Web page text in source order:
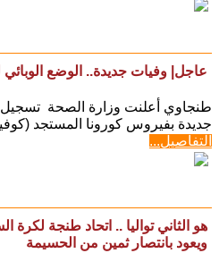
عاجل| وفيات جديدة.. الوضع الوبائي
جديدة بفيروس كورونا المستجد (كوفيد-19)، خلال 24
التفاصيل...
هو الثاني تواليا .. اتحاد طنجة لكرة
ويعود بانتصار ثمين من الحسيمة